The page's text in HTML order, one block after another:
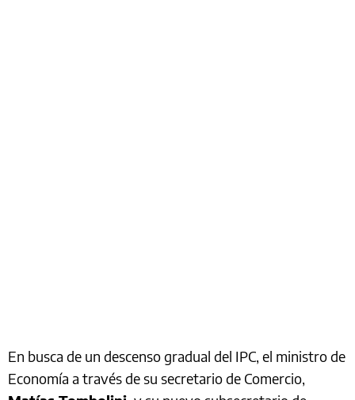
En busca de un descenso gradual del IPC, el ministro de
Economía a través de su secretario de Comercio,